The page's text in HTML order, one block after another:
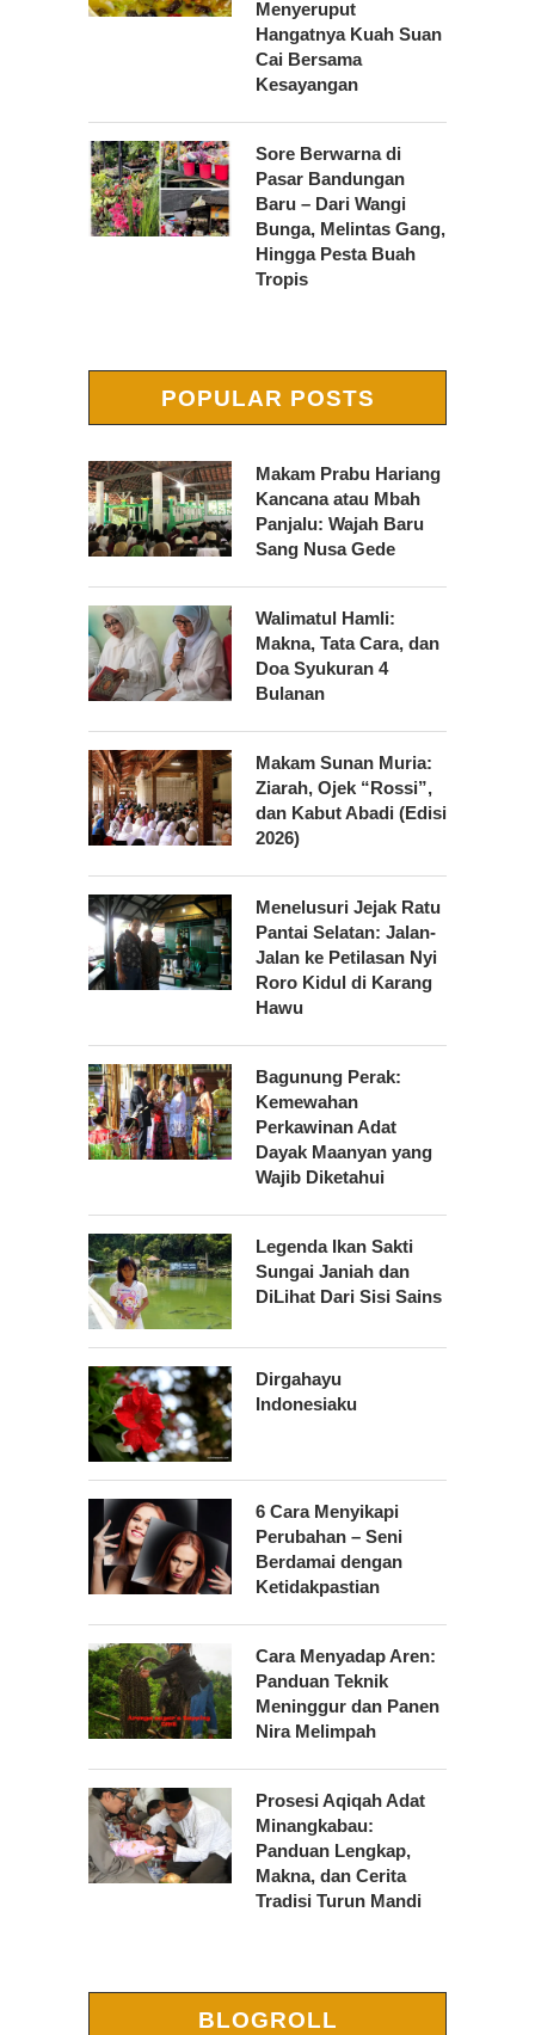
Menyeruput
Hangatnya Kuah Suan
Cai Bersama
Kesayangan
Sore Berwarna di
Pasar Bandungan
Baru – Dari Wangi
Bunga, Melintas Gang,
Hingga Pesta Buah
Tropis
POPULAR POSTS
Makam Prabu Hariang
Kancana atau Mbah
Panjalu: Wajah Baru
Sang Nusa Gede
Walimatul Hamli:
Makna, Tata Cara, dan
Doa Syukuran 4
Bulanan
Makam Sunan Muria:
Ziarah, Ojek “Rossi”,
dan Kabut Abadi (Edisi
2026)
Menelusuri Jejak Ratu
Pantai Selatan: Jalan-
Jalan ke Petilasan Nyi
Roro Kidul di Karang
Hawu
Bagunung Perak:
Kemewahan
Perkawinan Adat
Dayak Maanyan yang
Wajib Diketahui
Legenda Ikan Sakti
Sungai Janiah dan
DiLihat Dari Sisi Sains
Dirgahayu
Indonesiaku
6 Cara Menyikapi
Perubahan – Seni
Berdamai dengan
Ketidakpastian
Cara Menyadap Aren:
Panduan Teknik
Meninggur dan Panen
Nira Melimpah
Prosesi Aqiqah Adat
Minangkabau:
Panduan Lengkap,
Makna, dan Cerita
Tradisi Turun Mandi
BLOGROLL